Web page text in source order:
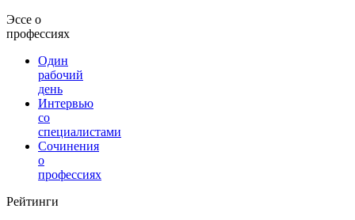
Эссе о
профессиях
Один
рабочий
день
Интервью
со
специалистами
Сочинения
о
профессиях
Рейтинги